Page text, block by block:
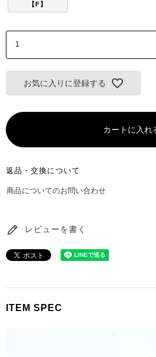
【F】
お気に入りに登録する
カートに入れ
返品・交換について
商品についてのお問い合わせ
レビューを書く
ITEM SPEC